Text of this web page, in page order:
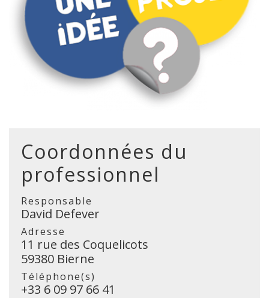
Coordonnées du
professionnel
Responsable
David Defever
Adresse
11 rue des Coquelicots
59380 Bierne
Téléphone(s)
+33 6 09 97 66 41